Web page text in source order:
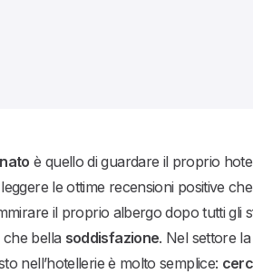
è quello di guardare il proprio
le ottime recensioni positive
il proprio albergo dopo tutti gli
che bella soddisfazione. Nel settore
nell’hotellerie è molto semplice: